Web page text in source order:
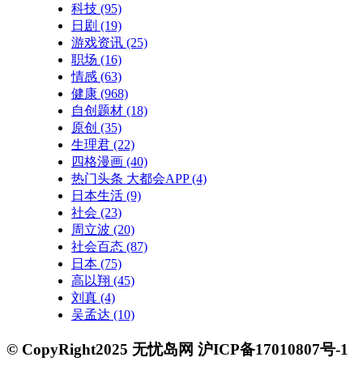
科技 (95)
日剧 (19)
游戏资讯 (25)
职场 (16)
情感 (63)
健康 (968)
自创题材 (18)
原创 (35)
生理君 (22)
四格漫画 (40)
热门头条 大都会APP(4)
日本生活 (9)
社会 (23)
周立波 (20)
社会百态 (87)
日本 (75)
高以翔 (45)
刘真 (4)
吴孟达 (10)
© CopyRight2025 无忧岛网 沪ICP备17010807号-1